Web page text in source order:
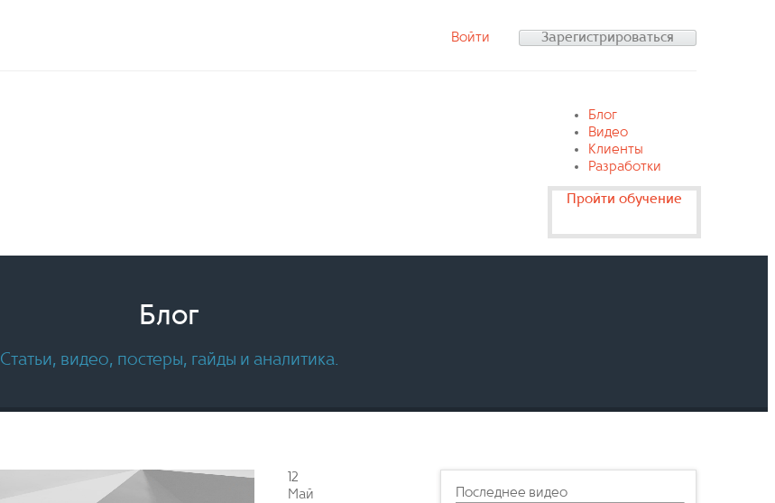
Войти Зарегистрироваться
Блог
Видео
Клиенты
Разработки
Пройти обучение
Блог
Статьи, видео, постеры, гайды и аналитика.
12
Май
Последнее видео